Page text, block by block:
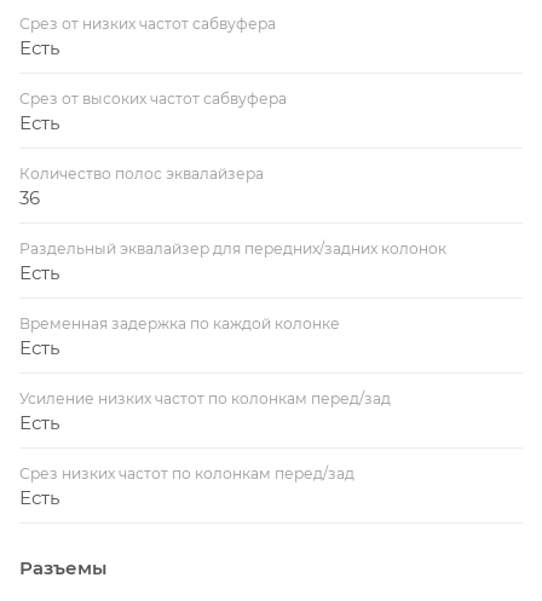
Срез от низких частот сабвуфера
Есть
Срез от высоких частот сабвуфера
Есть
Количество полос эквалайзера
36
Раздельный эквалайзер для передних/задних колонок
Есть
Временная задержка по каждой колонке
Есть
Усиление низких частот по колонкам перед/зад
Есть
Срез низких частот по колонкам перед/зад
Есть
Разъемы